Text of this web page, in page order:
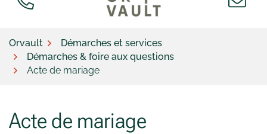
Orvault
Démarches et services
Démarches & foire aux questions
Acte de mariage
Acte de mariage